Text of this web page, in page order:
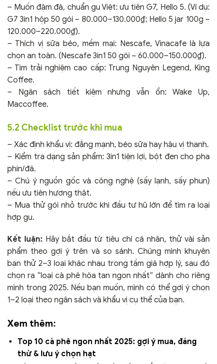
– Muốn đậm đà, chuẩn gu Việt: ưu tiên G7, Hello 5. (Ví dụ:
G7 3in1 hộp 50 gói ~ 80.000–130.000₫; Hello 5 jar 100g ~
120.000–220.000₫).
– Thích vị sữa béo, mềm mại: Nescafe, Vinacafe là lựa
chọn an toàn. (Nescafe 3in1 50 gói ~ 60.000–150.000₫).
– Tìm trải nghiệm cao cấp: Trung Nguyên Legend, King
Coffee.
– Ngân sách tiết kiệm nhưng vẫn ổn: Wake Up,
Maccoffee.
5.2 Checklist trước khi mua
– Xác định khẩu vị: đắng mạnh, béo sữa hay hậu vị thanh.
– Kiểm tra dạng sản phẩm: 3in1 tiện lợi, bột đen cho pha
phin/đá.
– Chú ý nguồn gốc và công nghệ (sấy lạnh, sấy phun)
nếu ưu tiên hương thật.
– Mua thử gói nhỏ trước khi đầu tư hũ lớn để tìm ra loại
hợp gu.
Kết luận: Hãy bắt đầu từ tiêu chí cá nhân, thử vài sản
phẩm theo gợi ý trên và so sánh. Chúng mình khuyên
bạn thử 2–3 loại khác nhau trong tầm giá hợp lý, sau đó
chọn ra “loại cà phê hòa tan ngon nhất” dành cho riêng
mình trong 2025. Nếu bạn muốn, mình có thể gợi ý chọn
1–2 loại theo ngân sách và khẩu vị cụ thể của bạn.
Xem thêm:
Top 10 cà phê ngon nhất 2025: gợi ý mua, đáng
thử & lưu ý chọn hạt